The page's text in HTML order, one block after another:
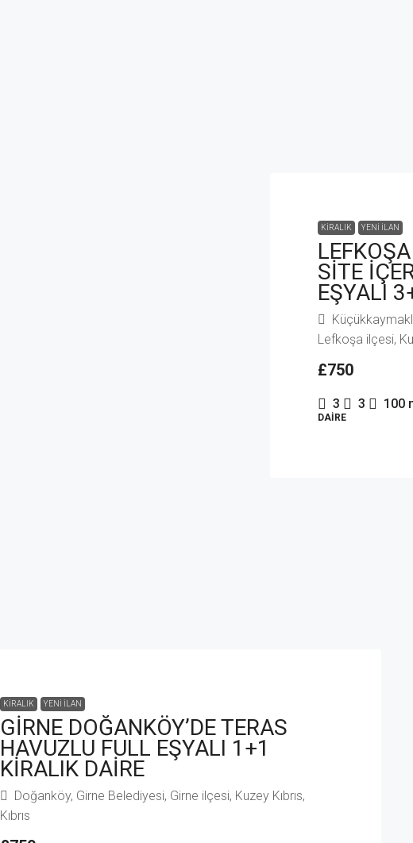
KIRALIK YENI İLAN
SİTE
EŞYALI
Lefkoşa ilçesi,
£750
3 3 100
DAIRE
KIRALIK YENI İLAN
GİRNE DOĞANKÖY’DE TERAS
HAVUZLU FULL EŞYALI 1+1
KİRALIK DAİRE
Doğanköy, Girne Belediyesi, Girne ilçesi, Kuzey Kıbrıs,
Kıbrıs